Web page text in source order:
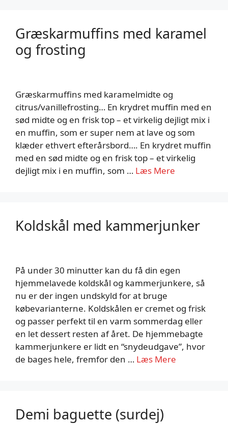
Græskarmuffins med karamel
og frosting
Græskarmuffins med karamelmidte og
citrus/vanillefrosting… En krydret muffin med en
sød midte og en frisk top – et virkelig dejligt mix i
en muffin, som er super nem at lave og som
klæder ethvert efterårsbord…. En krydret muffin
med en sød midte og en frisk top – et virkelig
dejligt mix i en muffin, som … Læs Mere
Koldskål med kammerjunker
På under 30 minutter kan du få din egen
hjemmelavede koldskål og kammerjunkere, så
nu er der ingen undskyld for at bruge
købevarianterne. Koldskålen er cremet og frisk
og passer perfekt til en varm sommerdag eller
en let dessert resten af året. De hjemmebagte
kammerjunkere er lidt en “snydeudgave”, hvor
de bages hele, fremfor den … Læs Mere
Demi baguette (surdej)